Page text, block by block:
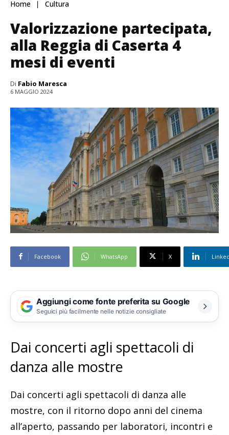
Home Cultura
Valorizzazione partecipata,
alla Reggia di Caserta 4
mesi di eventi
Di Fabio Maresca
6 MAGGIO 2024
Facebook WhatsApp X
Aggiungi come fonte preferita su Google
Seguici più facilmente nelle notizie consigliate
Dai concerti agli spettacoli di
danza alle mostre
Dai concerti agli spettacoli di danza alle
mostre, con il ritorno dopo anni del cinema
all’aperto, passando per laboratori, incontri e